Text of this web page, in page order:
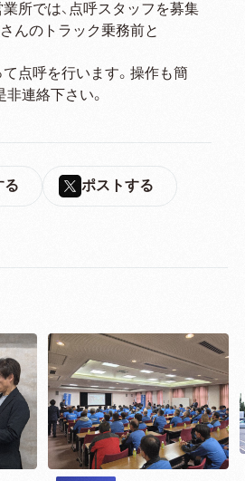
所では、点呼スタッフを募集
んのトラック乗務前と
点呼を行います。操作も簡
非連絡下さい。
る ポストする